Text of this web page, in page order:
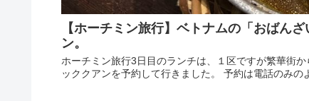
【ホーチミン旅行】ベトナムの「おばん
ン。
ホーチミン旅行3日目のランチは、１区ですが繁華街
ッククアンを予約して行きました。 予約は電話のみ